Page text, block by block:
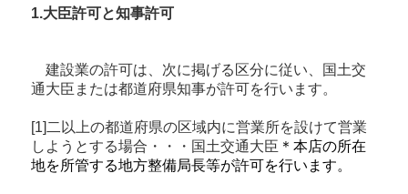
1.大臣許可と知事許可
建設業の許可は、次に掲げる区分に従い、国土交
通大臣または都道府県知事が許可を行います。
[1]二以上の都道府県の区域内に営業所を設けて営業
しようとする場合・・・国土交通大臣 ＊本店の所在
地を所管する地方整備局長等が許可を行います。